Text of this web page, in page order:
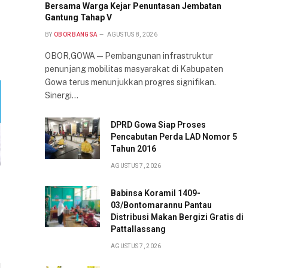
Bersama Warga Kejar Penuntasan Jembatan
Gantung Tahap V
BY OBOR BANGSA AGUSTUS 8, 2026
OBOR,GOWA — Pembangunan infrastruktur
penunjang mobilitas masyarakat di Kabupaten
Gowa terus menunjukkan progres signifikan.
Sinergi…
DPRD Gowa Siap Proses
Pencabutan Perda LAD Nomor 5
Tahun 2016
AGUSTUS 7, 2026
Babinsa Koramil 1409-
03/Bontomarannu Pantau
Distribusi Makan Bergizi Gratis di
Pattallassang
AGUSTUS 7, 2026